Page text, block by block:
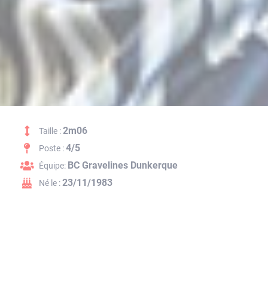
Taille :2m06
Poste :4/5
Équipe: BC Gravelines Dunkerque
Né le :23/11/1983